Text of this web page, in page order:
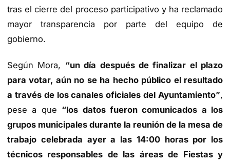
tras el cierre del proceso participativo y ha reclamado
mayor transparencia por parte del equipo de
gobierno.
Según Mora, “un día después de finalizar el plazo
para votar, aún no se ha hecho público el resultado
a través de los canales oficiales del Ayuntamiento”,
pese a que “los datos fueron comunicados a los
grupos municipales durante la reunión de la mesa de
trabajo celebrada ayer a las 14:00 horas por los
técnicos responsables de las áreas de Fiestas y